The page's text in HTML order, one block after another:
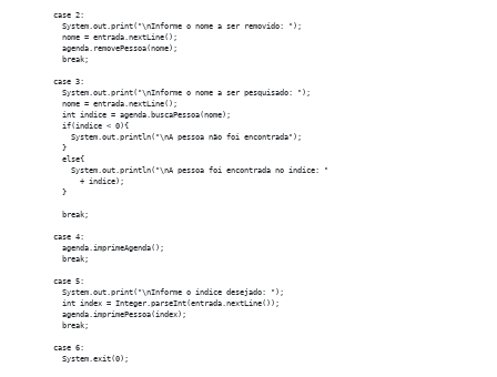
        case 2:
          System.out.print("\nInforme o nome a ser removido: ");
          nome = entrada.nextLine();
          agenda.removePessoa(nome);
          break;
        case 3:
          System.out.print("\nInforme o nome a ser pesquisado: ");
          nome = entrada.nextLine();
          int indice = agenda.buscaPessoa(nome);
          if(indice < 0){
            System.out.println("\nA pessoa não foi encontrada");
          }
          else{
            System.out.println("\nA pessoa foi encontrada no índice: "
              + indice);
          }
          break;
        case 4:
          agenda.imprimeAgenda();
          break;
        case 5:
          System.out.print("\nInforme o índice desejado: ");
          int index = Integer.parseInt(entrada.nextLine());
          agenda.imprimePessoa(index);
          break;
        case 6:
          System.exit(0);